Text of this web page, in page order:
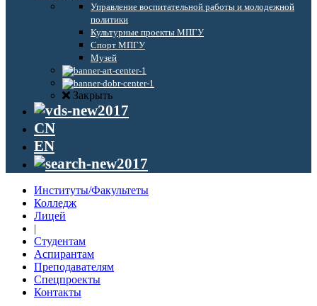
Управление воспитательной работы и молодежной
политики
Культурные проекты МПГУ
Спорт МПГУ
Музей
Закрыть
CN
EN
Институты/Факультеты
Колледж
Лицей
|
Студентам
Аспирантам
Преподавателям
Спецпроекты
Контакты